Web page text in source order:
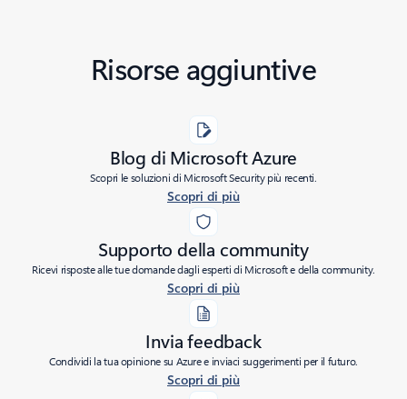
Risorse aggiuntive
Blog di Microsoft Azure
Scopri le soluzioni di Microsoft Security più recenti.
Scopri di più
Supporto della community
Ricevi risposte alle tue domande dagli esperti di Microsoft e della community.
Scopri di più
Invia feedback
Condividi la tua opinione su Azure e inviaci suggerimenti per il futuro.
Scopri di più